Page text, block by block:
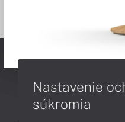
Nastavenie
súkromia